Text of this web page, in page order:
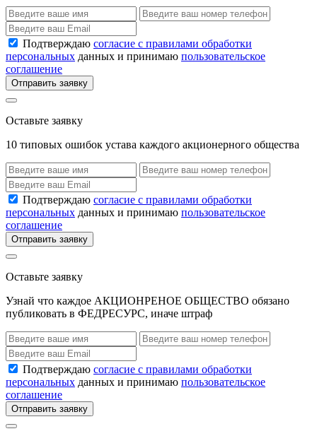
Подтверждаю согласие с правилами обработки
персональных данных и принимаю пользовательское
соглашение
Отправить заявку
Оставьте заявку
10 типовых ошибок устава каждого акционерного общества
Подтверждаю согласие с правилами обработки
персональных данных и принимаю пользовательское
соглашение
Отправить заявку
Оставьте заявку
Узнай что каждое АКЦИОНРЕНОЕ ОБЩЕСТВО обязано
публиковать в ФЕДРЕСУРС, иначе штраф
Подтверждаю согласие с правилами обработки
персональных данных и принимаю пользовательское
соглашение
Отправить заявку